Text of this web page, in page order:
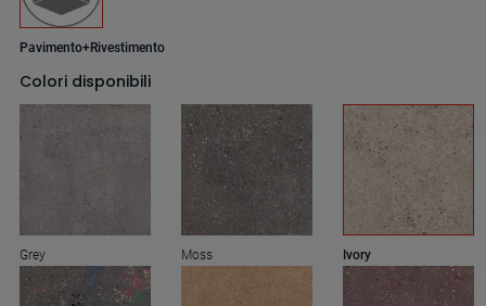
Pavimento+Rivestimento
Colori disponibili
Grey Moss Ivory